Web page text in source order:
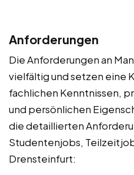
Anforderungen
Die Anforderungen an
vielfältig und setzen eine
fachlichen Kenntnissen,
und persönlichen
die detaillierten
Studentenjobs,
Drensteinfurt: